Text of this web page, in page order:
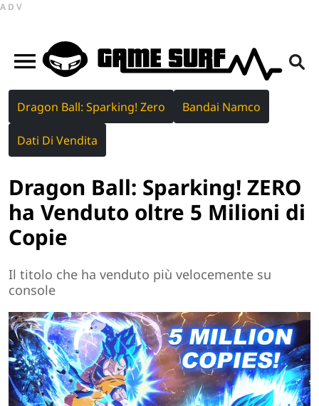
ADV
Dragon Ball: Sparking! Zero Bandai Namco
Dati Di Vendita
Dragon Ball: Sparking! ZERO
ha Venduto oltre 5 Milioni di
Copie
Il titolo che ha venduto più velocemente su
console